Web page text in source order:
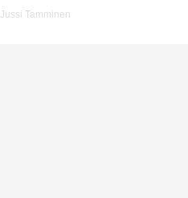
Jussi Tamminen